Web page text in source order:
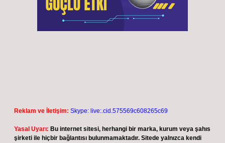
Reklam ve İletişim: Skype: live:.cid.575569c608265c69
Yasal Uyarı: Bu internet sitesi, herhangi bir marka, kurum veya şahıs
şirketi ile hiçbir bağlantısı bulunmamaktadır. Sitede yalnızca kendi